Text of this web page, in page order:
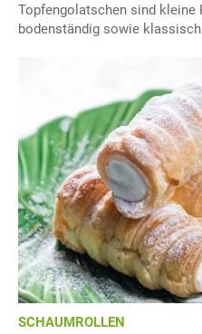
Topfengolatschen sind kleine
bodenständig sowie
SCHAUMROLLEN